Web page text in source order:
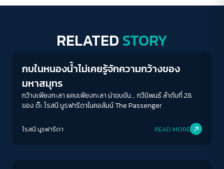
RELATED STORY
กบในหนองน้ำไม่เคยรู้จักความกว้างของ
มหาสมุทร
กว้างเพียงกะลา แคบเพียงกะลา น่าขบขัน... กวีนิพนธ์ ลำดับที่ 28
ของ ด๊ะ โรสนี นูรฟารีดาในคอลัมน์ The Passenger
โรสนี นูรฟารีดา READ MORE